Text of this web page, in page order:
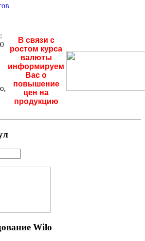
В связи с
ростом курса
валюты
информируем
Вас о
повышение
цен на
продукцию
Wilo